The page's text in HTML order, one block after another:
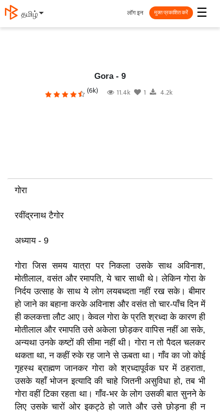
தமிழ் ☰
लॉग इन मुक्त प्रकाशित करें
Gora - 9
(6k) 11.4k 1 4.2k
गोरा
रवींद्रनाथ टैगोर
अध्याय - 9
गोरा जिस समय यात्रा पर निकला उसके साथ अविनाश,
मोतीलाल, वसंत और रमापति, ये चार साथी थे। लेकिन गोरा के
निर्दय उत्साह के साथ ये लोग लयबध्दता नहीं रख सके। बीमार
हो जाने का बहाना करके अविनाश और वसंत तो चार-पाँच दिन में
ही कलकत्ता लौट आए। केवल गोरा के प्रति श्रध्दा के कारण ही
मोतीलाल और रमापति उसे अकेला छोड़कर वापिस नहीं आ सके,
अन्यथा उनके कष्टों की सीमा नहीं थी। गोरा न तो पैदल चलकर
थकता था, न कहीं रुके रह जाने से ऊबता था। गाँव का जो कोई
गृहस्थ ब्राह्मण जानकर गोरा को श्रध्दापूर्वक घर में ठहराता,
उसके यहाँ भोजन इत्यादि की चाहे जितनी असुविधा हो, तब भी
गोरा वहीं टिका रहता था। गाँव-भर के लोग उसकी बात सुनने के
लिए उसके चारों ओर इकट्ठे हो जाते और उसे छोड़ना ही न